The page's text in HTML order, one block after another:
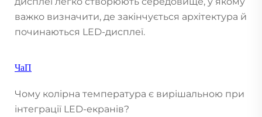
важко визначити, де закінчується архітектура й
починаються LED-дисплеї.
ЧаП
Чому колірна температура є вирішальною при
інтеграції LED-екранів?